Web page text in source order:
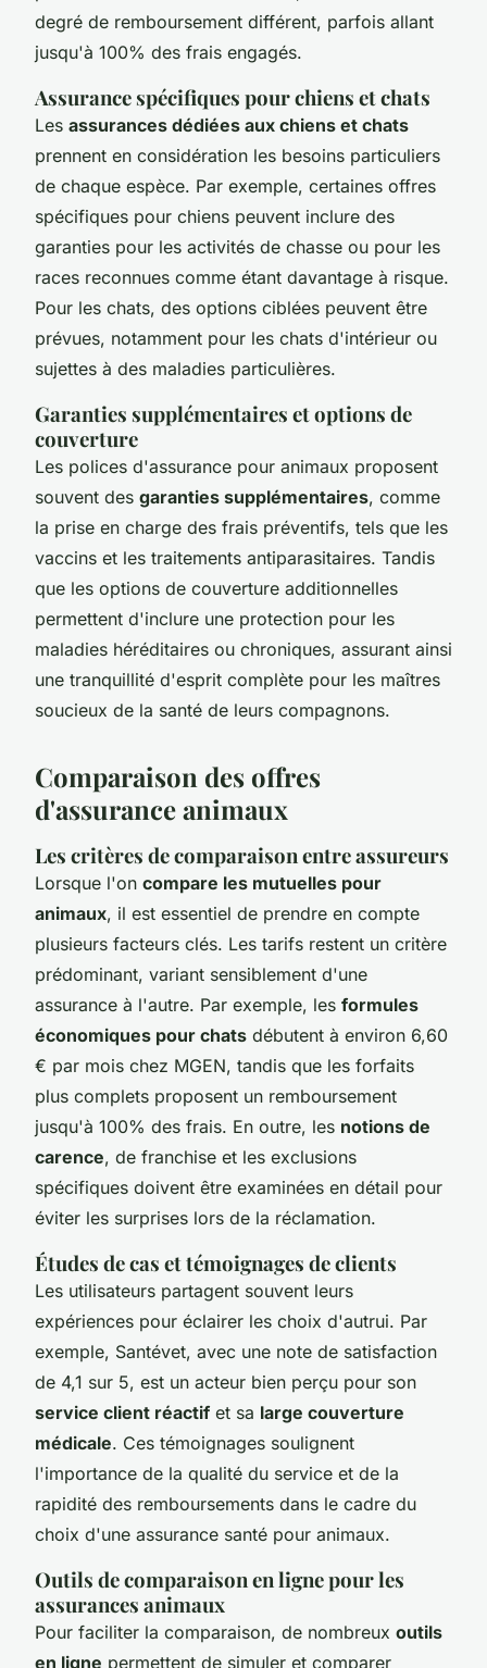
degré de remboursement différent, parfois allant
jusqu'à 100% des frais engagés.
Assurance spécifiques pour chiens et chats
Les assurances dédiées aux chiens et chats
prennent en considération les besoins particuliers
de chaque espèce. Par exemple, certaines offres
spécifiques pour chiens peuvent inclure des
garanties pour les activités de chasse ou pour les
races reconnues comme étant davantage à risque.
Pour les chats, des options ciblées peuvent être
prévues, notamment pour les chats d'intérieur ou
sujettes à des maladies particulières.
Garanties supplémentaires et options de
couverture
Les polices d'assurance pour animaux proposent
souvent des garanties supplémentaires, comme
la prise en charge des frais préventifs, tels que les
vaccins et les traitements antiparasitaires. Tandis
que les options de couverture additionnelles
permettent d'inclure une protection pour les
maladies héréditaires ou chroniques, assurant ainsi
une tranquillité d'esprit complète pour les maîtres
soucieux de la santé de leurs compagnons.
Comparaison des offres
d'assurance animaux
Les critères de comparaison entre assureurs
Lorsque l'on compare les mutuelles pour
animaux, il est essentiel de prendre en compte
plusieurs facteurs clés. Les tarifs restent un critère
prédominant, variant sensiblement d'une
assurance à l'autre. Par exemple, les formules
économiques pour chats débutent à environ 6,60
€ par mois chez MGEN, tandis que les forfaits
plus complets proposent un remboursement
jusqu'à 100% des frais. En outre, les notions de
carence, de franchise et les exclusions
spécifiques doivent être examinées en détail pour
éviter les surprises lors de la réclamation.
Études de cas et témoignages de clients
Les utilisateurs partagent souvent leurs
expériences pour éclairer les choix d'autrui. Par
exemple, Santévet, avec une note de satisfaction
de 4,1 sur 5, est un acteur bien perçu pour son
service client réactif et sa large couverture
médicale. Ces témoignages soulignent
l'importance de la qualité du service et de la
rapidité des remboursements dans le cadre du
choix d'une assurance santé pour animaux.
Outils de comparaison en ligne pour les
assurances animaux
Pour faciliter la comparaison, de nombreux outils
en ligne permettent de simuler et comparer